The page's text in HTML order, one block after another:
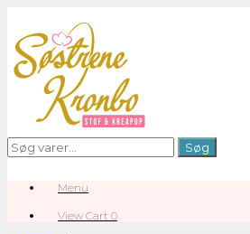
indhold
Søg
efter:
Søg
Menu
View
View Cart 0